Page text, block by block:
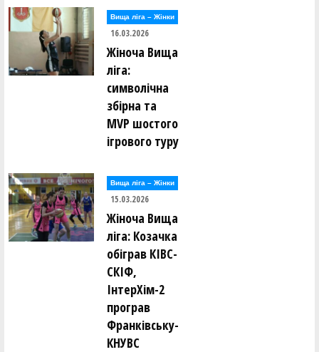
Вища лiга – Жiнки
16.03.2026
Жіноча Вища
ліга:
символічна
збірна та
MVP шостого
ігрового туру
Вища лiга – Жiнки
15.03.2026
Жіноча Вища
ліга: Козачка
обіграв КІВС-
СКІФ,
ІнтерХім-2
програв
Франківську-
КНУВС